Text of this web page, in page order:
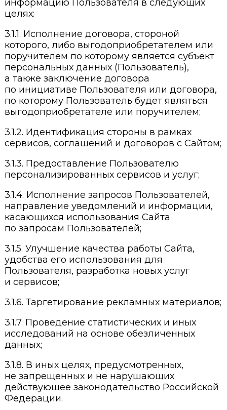
информацию Пользователя в следующих
целях:
3.1.1. Исполнение договора, стороной
которого, либо выгодоприобретателем или
поручителем по которому является субъект
персональных данных (Пользователь),
а также заключение договора
по инициативе Пользователя или договора,
по которому Пользователь будет являться
выгодоприобретателе или поручителем;
3.1.2. Идентификация стороны в рамках
сервисов, соглашений и договоров с Сайтом;
3.1.3. Предоставление Пользователю
персонализированных сервисов и услуг;
3.1.4. Исполнение запросов Пользователей,
направление уведомлений и информации,
касающихся использования Сайта
по запросам Пользователей;
3.1.5. Улучшение качества работы Сайта,
удобства его использования для
Пользователя, разработка новых услуг
и сервисов;
3.1.6. Таргетирование рекламных материалов;
3.1.7. Проведение статистических и иных
исследований на основе обезличенных
данных;
3.1.8. В иных целях, предусмотренных,
не запрещенных и не нарушающих
действующее законодательство Российской
Федерации.